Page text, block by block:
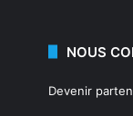
NOUS
Devenir